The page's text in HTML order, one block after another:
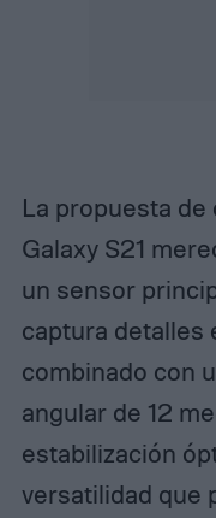
La propuesta
Galaxy S21
un sensor
captura detalles
combinado con
angular de 12
estabilización
versatilidad que